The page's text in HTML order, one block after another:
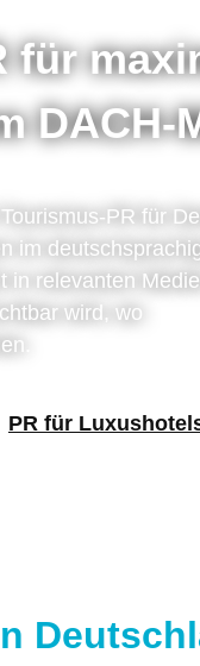
für
DACH-
PR für
im
in relevanten
wird, wo
PR für